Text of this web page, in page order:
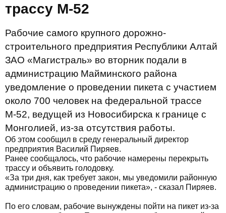
трассу М-52
Рабочие самого крупного дорожно-
строительного предприятия Республики Алтай
ЗАО «Магистраль» во вторник подали в
администрацию Майминского района
уведомление о проведении пикета с участием
около 700 человек на федеральной трассе
М-52, ведущей из Новосибирска к границе с
Монголией, из-за отсутствия работы.
Об этом сообщил в среду генеральный директор
предприятия Василий Пиряев.
Ранее сообщалось, что рабочие намерены перекрыть
трассу и объявить голодовку.
«За три дня, как требует закон, мы уведомили районную
администрацию о проведении пикета», - сказал Пиряев.
По его словам, рабочие вынуждены пойти на пикет из-за